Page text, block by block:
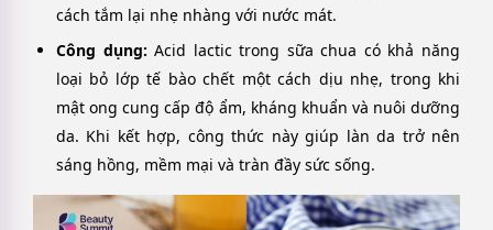
cách tắm lại nhẹ nhàng với nước mát.
Công dụng: Acid lactic trong sữa chua có khả năng
loại bỏ lớp tế bào chết một cách dịu nhẹ, trong khi
mật ong cung cấp độ ẩm, kháng khuẩn và nuôi dưỡng
da. Khi kết hợp, công thức này giúp làn da trở nên
sáng hồng, mềm mại và tràn đầy sức sống.